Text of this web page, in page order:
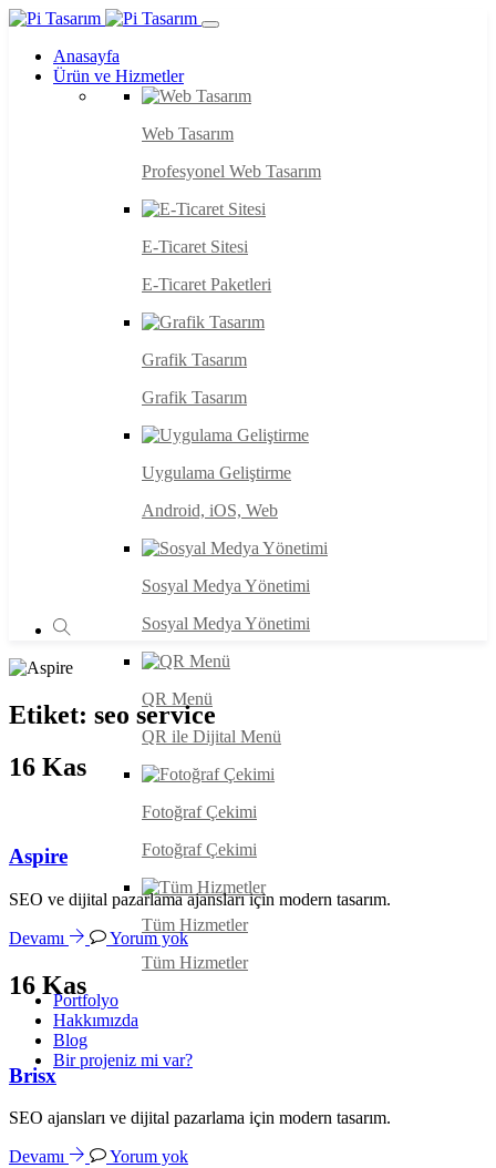
Anasayfa
Ürün ve Hizmetler
Web Tasarım
Profesyonel Web Tasarım
E-Ticaret Sitesi
E-Ticaret Paketleri
Grafik Tasarım
Grafik Tasarım
Uygulama Geliştirme
Android, iOS, Web
Sosyal Medya Yönetimi
Sosyal Medya Yönetimi
QR Menü
QR ile Dijital Menü
Fotoğraf Çekimi
Fotoğraf Çekimi
Tüm Hizmetler
Tüm Hizmetler
Portfolyo
Hakkımızda
Blog
Bir projeniz mi var?
Etiket: seo service
16 Kas
Aspire
SEO ve dijital pazarlama ajansları için modern tasarım.
Devamı Yorum yok
16 Kas
Brisx
SEO ajansları ve dijital pazarlama için modern tasarım.
Devamı Yorum yok